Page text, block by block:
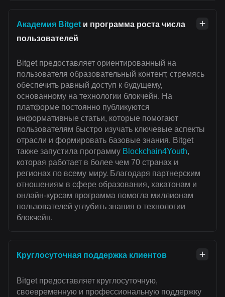
Академия Bitget и программа роста числа
пользователей
Bitget предоставляет ориентированный на
пользователя образовательный контент, стремясь
обеспечить равный доступ к будущему,
основанному на технологии блокчейн. На
платформе постоянно публикуются
информативные статьи, которые помогают
пользователям быстро изучать ключевые аспекты
отрасли и формировать базовые знания. Bitget
также запустила программу Blockchain4Youth,
которая работает в более чем 70 странах и
регионах по всему миру. Благодаря партнерским
отношениям в сфере образования, хакатонам и
онлайн-курсам программа помогла миллионам
пользователей углубить знания о технологии
блокчейн.
Круглосуточная поддержка клиентов
Bitget предоставляет круглосуточную,
своевременную и профессиональную поддержку